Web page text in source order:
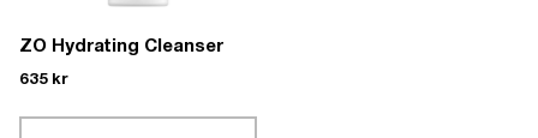
ZO Hydrating Cleanser
635 kr